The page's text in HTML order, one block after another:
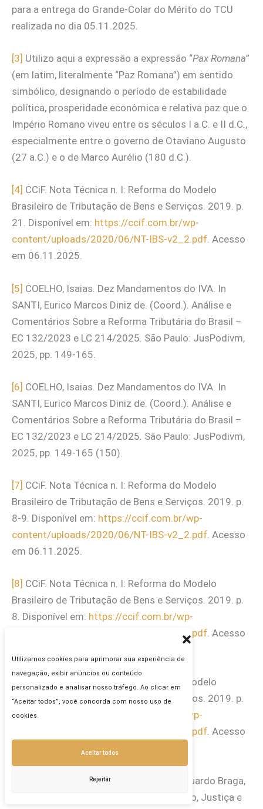
Utilizamos cookies para aprimorar sua experiência de
navegação, exibir anúncios ou conteúdo
personalizado e analisar nosso tráfego. Ao clicar em
“Aceitar todos”, você concorda com nosso uso de
cookies.
Aceitar todos
Rejeitar
para a entrega do Grande-Colar do Mérito do TCU
realizada no dia 05.11.2025.
[3] Utilizo aqui a expressão a expressão “Pax Romana”
(em latim, literalmente “Paz Romana”) em sentido
simbólico, designando o período de estabilidade
política, prosperidade econômica e relativa paz que o
Império Romano viveu entre os séculos I a.C. e II d.C.,
especialmente entre o governo de Otaviano Augusto
(27 a.C.) e o de Marco Aurélio (180 d.C.).
[4] CCiF. Nota Técnica n. I: Reforma do Modelo
Brasileiro de Tributação de Bens e Serviços. 2019. p.
21. Disponível em: https://ccif.com.br/wp-
content/uploads/2020/06/NT-IBS-v2_2.pdf. Acesso
em 06.11.2025.
[5] COELHO, Isaias. Dez Mandamentos do IVA. In
SANTI, Eurico Marcos Diniz de. (Coord.). Análise e
Comentários Sobre a Reforma Tributária do Brasil –
EC 132/2023 e LC 214/2025. São Paulo: JusPodivm,
2025, pp. 149-165.
[6] COELHO, Isaias. Dez Mandamentos do IVA. In
SANTI, Eurico Marcos Diniz de. (Coord.). Análise e
Comentários Sobre a Reforma Tributária do Brasil –
EC 132/2023 e LC 214/2025. São Paulo: JusPodivm,
2025, pp. 149-165 (150).
[7] CCiF. Nota Técnica n. I: Reforma do Modelo
Brasileiro de Tributação de Bens e Serviços. 2019. p.
8-9. Disponível em: https://ccif.com.br/wp-
content/uploads/2020/06/NT-IBS-v2_2.pdf . Acesso
em 06.11.2025.
[8] CCiF. Nota Técnica n. I: Reforma do Modelo
Brasileiro de Tributação de Bens e Serviços. 2019. p.
8. Disponível em: https://ccif.com.br/wp-
content/uploads/2020/06/NT-IBS-v2_2.pdf. Acesso
CCiF. Nota Técnica n. I: Reforma do Modelo
Brasileiro de Tributação de Bens e Serviços. 2019. p.
8-9. Disponível em:
https://ccif.com.br/wp-
content/uploads/2020/06/NT-IBS-v2_2.pdf. Acesso
Relatório Legislativo do Senador Eduardo Braga,
apresentado à Comissão de Constituição, Justiça e